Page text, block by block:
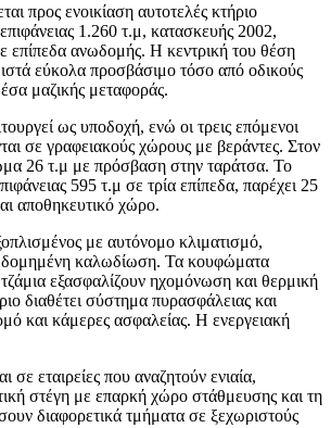
προς ενοικίαση αυτοτελές κτήριο
1.260 τ.μ, κατασκευής 2002,
επίπεδα ανωδομής. Η κεντρική του θέση
εύκολα προσβάσιμο τόσο από οδικούς
μαζικής μεταφοράς.
ως υποδοχή, ενώ οι τρεις επόμενοι
σε γραφειακούς χώρους με βεράντες. Στον
26 τ.μ με πρόσβαση στην ταράτσα. Το
595 τ.μ σε τρία επίπεδα, παρέχει 25
αποθηκευτικό χώρο.
με αυτόνομο κλιματισμό,
δομημένη καλωδίωση. Τα κουφώματα
εξασφαλίζουν ηχομόνωση και θερμική
διαθέτει σύστημα πυρασφάλειας και
και κάμερες ασφαλείας. Η ενεργειακή
σε εταιρείες που αναζητούν ενιαία,
στέγη με επαρκή χώρο στάθμευσης και τη
διαφορετικά τμήματα σε ξεχωριστούς